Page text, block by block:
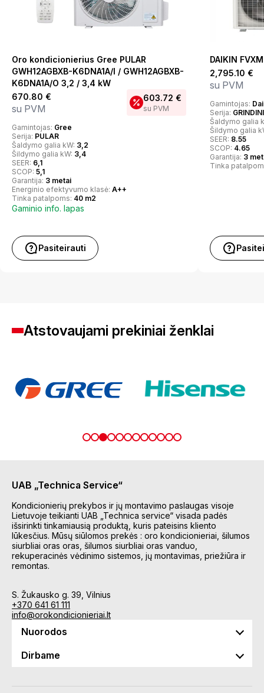
Oro kondicionierius Gree PULAR
GWH12AGBXB-K6DNA1A/I / GWH12AGBXB-
K6DNA1A/O 3,2 / 3,4 kW
670.80 €
su PVM
603.72 €
su PVM
Gamintojas: Gree
Serija: PULAR
Šaldymo galia kW: 3,2
Šildymo galia kW: 3,4
SEER: 6,1
SCOP: 5,1
Garantija: 3 metai
Energinio efektyvumo klasė: A++
Tinka patalpoms: 40 m2
Gaminio info. lapas
Pasiteirauti
DAIKIN
2,795.10 €
su PVM
Gamintojas:
Serija:
Šaldymo galia
Šildymo galia
SEER: 8.55
SCOP: 4.65
Garantija: 3
Tinka
Atstovaujami prekiniai ženklai
UAB „Technica Service“
Kondicionierių prekybos ir jų montavimo paslaugas visoje
Lietuvoje teikianti UAB „Technica service“ visada padės
išsirinkti tinkamiausią produktą, kuris pateisins kliento
lūkesčius. Mūsų siūlomos prekės : oro kondicionieriai, šilumos
siurbliai oras oras, šilumos siurbliai oras vanduo,
rekuperacinės vėdinimo sistemos, jų montavimas, priežiūra ir
remontas.
S. Žukausko g. 39, Vilnius
+370 641 61 111
info@orokondicionieriai.lt
Nuorodos
Dirbame